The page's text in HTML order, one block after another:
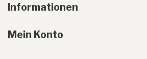
Informationen
Mein Konto